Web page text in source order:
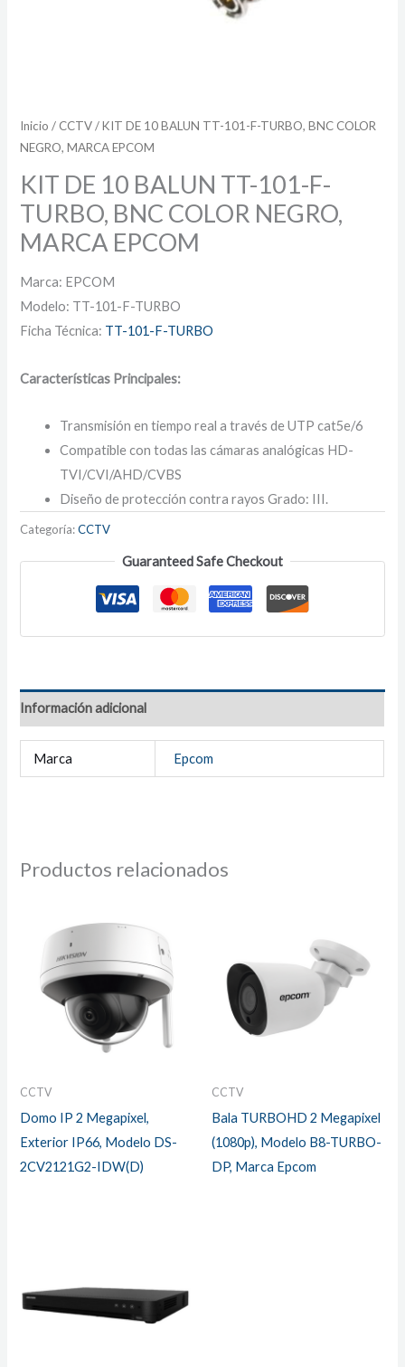
Inicio / CCTV/ KIT DE 10 BALUN TT-101-F-TURBO, BNC COLOR
NEGRO, MARCA EPCOM
KIT DE 10 BALUN TT-101-F-
TURBO, BNC COLOR NEGRO,
MARCA EPCOM
Marca: EPCOM
Modelo: TT-101-F-TURBO
Ficha Técnica: TT-101-F-TURBO
Características Principales:
Transmisión en tiempo real a través de UTP cat5e/6
Compatible con todas las cámaras analógicas HD-
TVI/CVI/AHD/CVBS
Diseño de protección contra rayos Grado: III.
Categoría:CCTV
Guaranteed Safe Checkout
Información adicional
Marca Epcom
Productos relacionados
CCTV
Domo IP 2 Megapixel,
Exterior IP66, Modelo DS-
2CV2121G2-IDW(D)
CCTV
Bala TURBOHD 2 Megapixel
(1080p), Modelo B8-TURBO-
DP, Marca Epcom